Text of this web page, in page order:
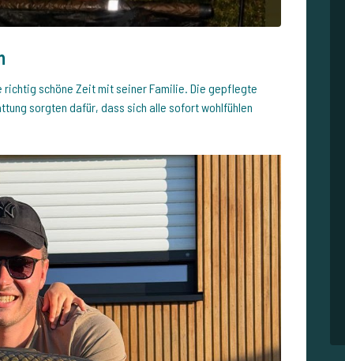
richtig schöne Zeit mit seiner Familie. Die gepflegte
sorgten dafür, dass sich alle sofort wohlfühlen